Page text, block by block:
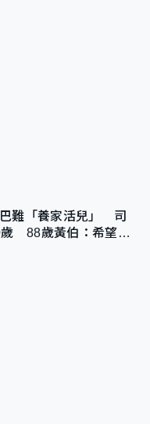
難「養家活兒」 司
歲 88歲黃伯：希望一